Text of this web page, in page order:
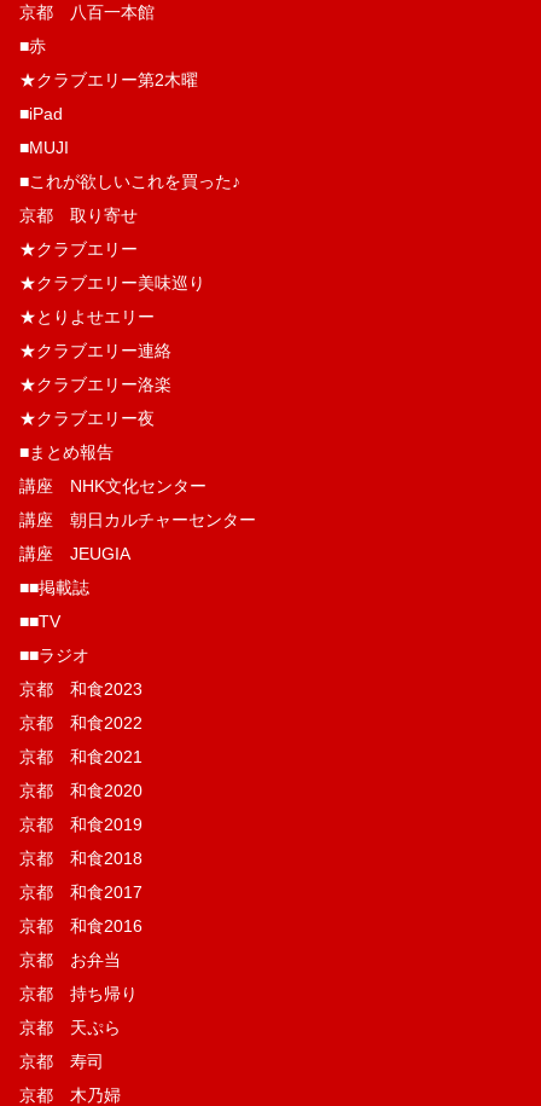
京都 八百一本館
■赤
★クラブエリー第2木曜
■iPad
■MUJI
■これが欲しいこれを買った♪
京都 取り寄せ
★クラブエリー
★クラブエリー美味巡り
★とりよせエリー
★クラブエリー連絡
★クラブエリー洛楽
★クラブエリー夜
■まとめ報告
講座 NHK文化センター
講座 朝日カルチャーセンター
講座 JEUGIA
■■掲載誌
■■TV
■■ラジオ
京都 和食2023
京都 和食2022
京都 和食2021
京都 和食2020
京都 和食2019
京都 和食2018
京都 和食2017
京都 和食2016
京都 お弁当
京都 持ち帰り
京都 天ぷら
京都 寿司
京都 木乃婦